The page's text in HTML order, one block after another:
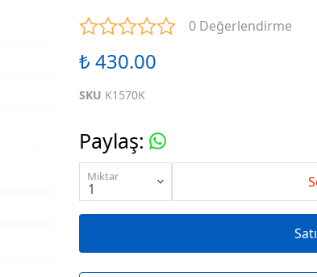
R SERİSİ ENTEGRELER
KARIŞIK SERİ ENTEGRELER
0 Değerlendirme
₺ 430.00
SKU K1570K
Paylaş:
Miktar